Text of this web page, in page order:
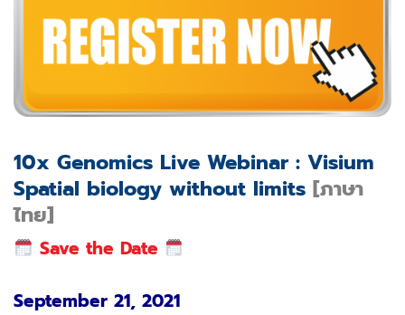
10x Genomics Live Webinar : Visium
Spatial biology without limits [ภาษา
ไทย]
Save the Date
September 21, 2021